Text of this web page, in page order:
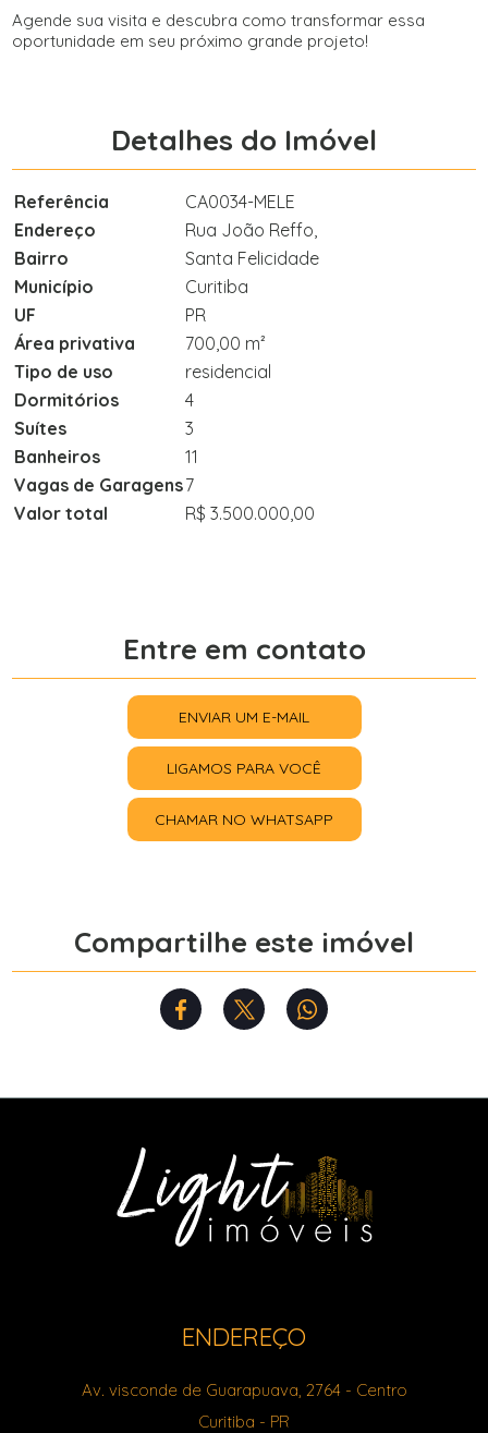
Agende sua visita e descubra como transformar essa
oportunidade em seu próximo grande projeto!
Detalhes do Imóvel
Referência
CA0034-MELE
Endereço
Rua João Reffo,
Bairro
Santa Felicidade
Município
Curitiba
UF
PR
Área privativa
700,00 m²
Tipo de uso
residencial
Dormitórios
4
Suítes
3
Banheiros
11
Vagas de Garagens7
Valor total
R$ 3.500.000,00
Entre em contato
ENVIAR UM E-MAIL
LIGAMOS PARA VOCÊ
CHAMAR NO WHATSAPP
Compartilhe este imóvel
ENDEREÇO
Av. visconde de Guarapuava, 2764- Centro
Curitiba - PR